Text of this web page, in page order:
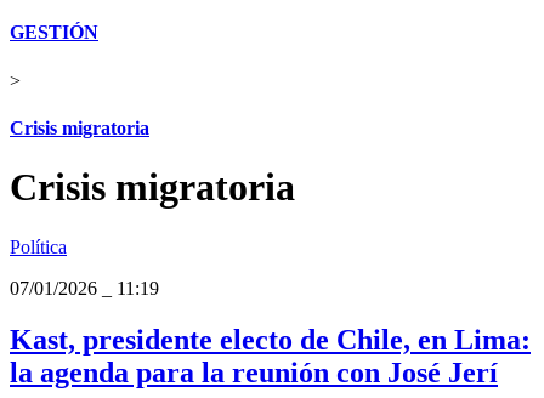
GESTIÓN
>
Crisis migratoria
Crisis migratoria
Política
07/01/2026
11:19
Kast, presidente electo de Chile, en Lima:
la agenda para la reunión con José Jerí